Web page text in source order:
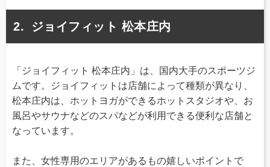
ジョイフィット 松本庄内
「ジョイフィット 松本庄内」は、国内大手のスポーツジ
ムです。ジョイフィットは店舗によって種類が異なり、
松本庄内は、ホットヨガができるホットスタジオや、お
風呂やサウナなどのスパなどが利用できる便利な店舗と
なっています。
また、女性専用のエリアがあるもの嬉しいポイントで